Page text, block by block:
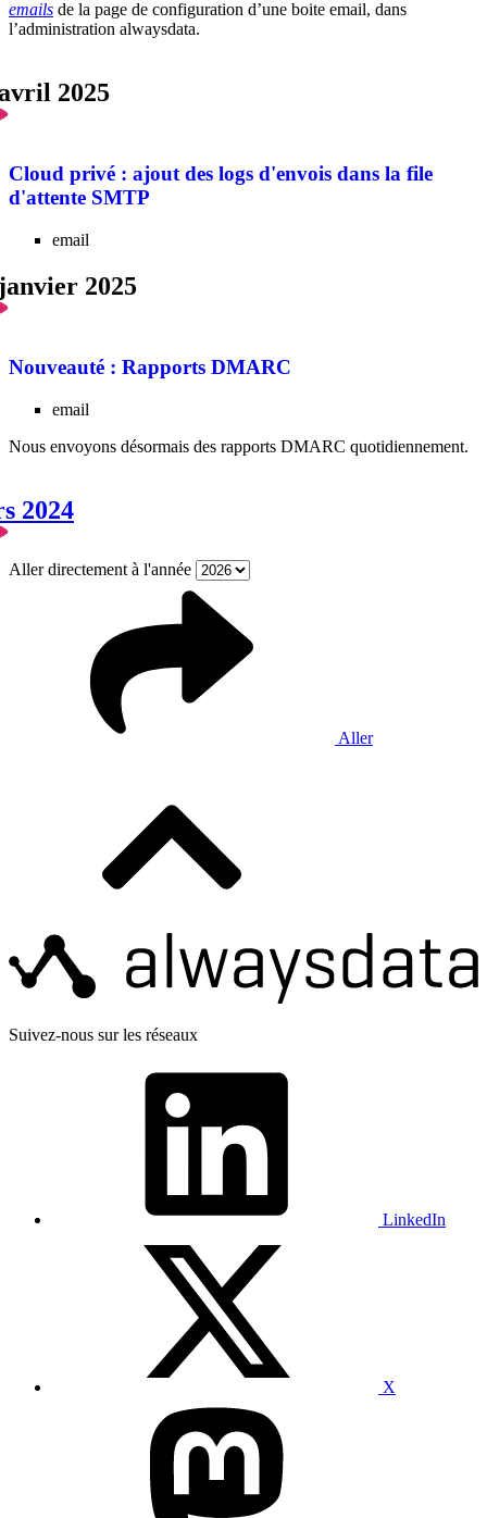
emails de la page de configuration d’une boite email, dans
l’administration alwaysdata.
2025
Cloud privé : ajout des logs d'envois dans la file
d'attente SMTP
email
2025
Nouveauté : Rapports DMARC
email
Nous envoyons désormais des rapports DMARC quotidiennement.
2024
Aller directement à l'année
Aller
Suivez-nous sur les réseaux
LinkedIn
X